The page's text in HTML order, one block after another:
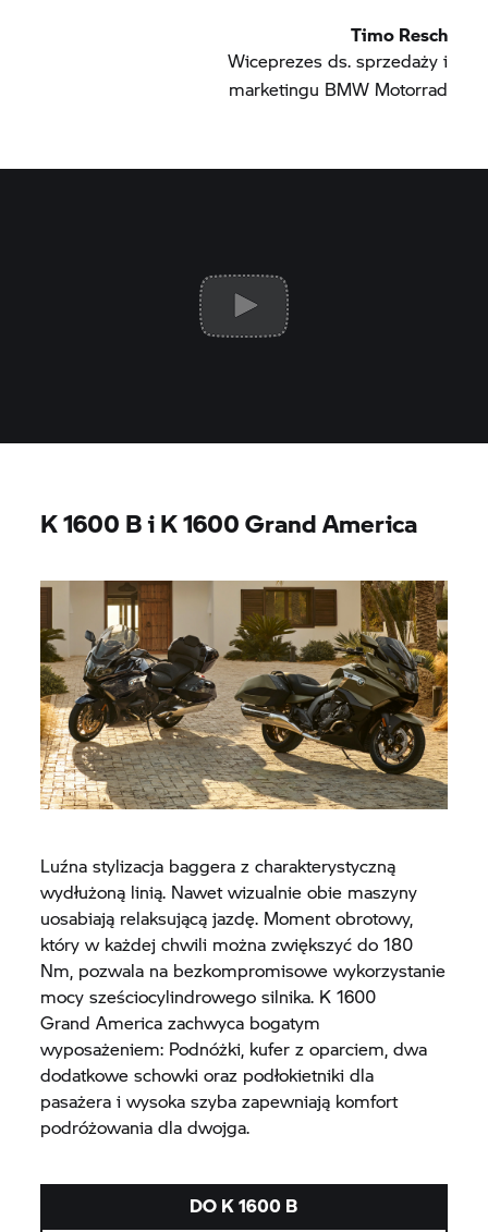
Timo Resch
Wiceprezes ds. sprzedaży i
marketingu BMW Motorrad
K 1600 Bi K 1600Grand America
Luźna stylizacja baggera z charakterystyczną
wydłużoną linią. Nawet wizualnie obie maszyny
uosabiają relaksującą jazdę. Moment obrotowy,
który w każdej chwili można zwiększyć do 180
Nm, pozwala na bezkompromisowe wykorzystanie
mocy sześciocylindrowego silnika. K 1600
Grand America zachwyca bogatym
wyposażeniem: Podnóżki, kufer z oparciem, dwa
dodatkowe schowki oraz podłokietniki dla
pasażera i wysoka szyba zapewniają komfort
podróżowania dla dwojga.
DO K 1600 B